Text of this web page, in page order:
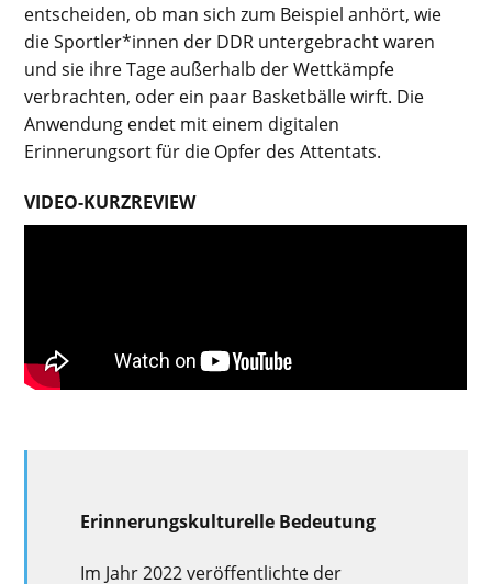
entscheiden, ob man sich zum Beispiel anhört, wie
die Sportler*innen der DDR untergebracht waren
und sie ihre Tage außerhalb der Wettkämpfe
verbrachten, oder ein paar Basketbälle wirft. Die
Anwendung endet mit einem digitalen
Erinnerungsort für die Opfer des Attentats.
VIDEO-KURZREVIEW
Erinnerungskulturelle Bedeutung
Im Jahr 2022 veröffentlichte der